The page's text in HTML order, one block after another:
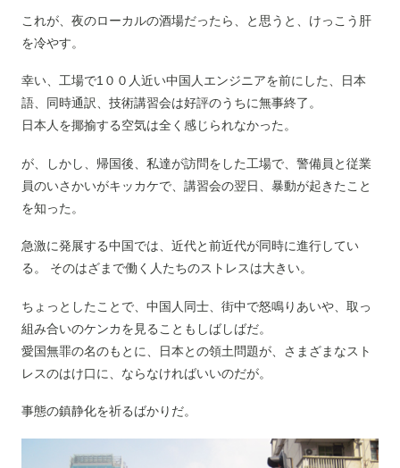
これが、夜のローカルの酒場だったら、と思うと、けっこう肝
を冷やす。
幸い、工場で1００人近い中国人エンジニアを前にした、日本
語、同時通訳、技術講習会は好評のうちに無事終了。
日本人を揶揄する空気は全く感じられなかった。
が、しかし、帰国後、私達が訪問をした工場で、警備員と従業
員のいさかいがキッカケで、講習会の翌日、暴動が起きたこと
を知った。
急激に発展する中国では、近代と前近代が同時に進行してい
る。 そのはざまで働く人たちのストレスは大きい。
ちょっとしたことで、中国人同士、街中で怒鳴りあいや、取っ
組み合いのケンカを見ることもしばしばだ。
愛国無罪の名のもとに、日本との領土問題が、さまざまなスト
レスのはけ口に、ならなければいいのだが。
事態の鎮静化を祈るばかりだ。